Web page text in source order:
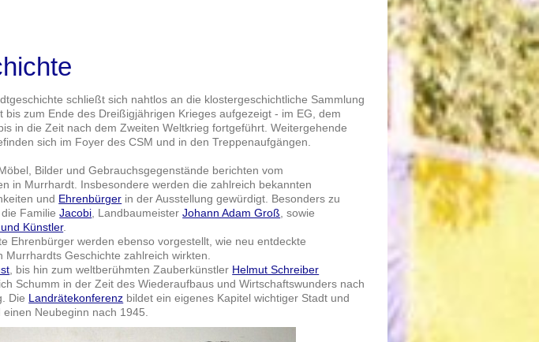
schließt sich nahtlos an die klostergeschichtliche Sammlung
bis zum Ende des Dreißigjährigen Krieges aufgezeigt - im EG, dem
in die Zeit nach dem Zweiten Weltkrieg fortgeführt. Weitergehende
sich im Foyer des CSM und in den Treppenaufgängen.
Bilder und Gebrauchsgegenstände berichten vom
in Murrhardt. Insbesondere werden die zahlreich bekannten
und Ehrenbürger in der Ausstellung gewürdigt. Besonders zu
die FamilieJacobi, LandbaumeisterJohann Adam Groß, sowie
Künstler.
Ehrenbürger werden ebenso vorgestellt, wie neu entdeckte
Murrhardts Geschichte zahlreich wirkten.
, bis hin zum weltberühmten Zauberkünstler Helmut Schreiber
Schumm in der Zeit des Wiederaufbaus und Wirtschaftswunders nach
Die Landrätekonferenz bildet ein eigenes Kapitel wichtiger Stadt und
Neubeginn nach 1945.